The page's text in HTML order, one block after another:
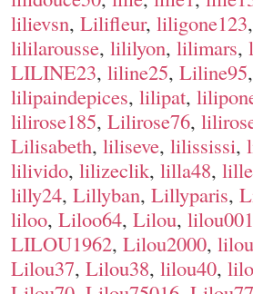
lilievsn, Lilifleur, liligone123,
lililarousse, lililyon, lilimars,
LILINE23, liline25, Liline95,
lilipaindepices, lilipat,
lilirose185, Lilirose76,
Lilisabeth, liliseve, lilississi,
lilivido, lilizeclik, lilla48, lille
lilly24, Lillyban, Lillyparis,
liloo, Liloo64, Lilou, lilou001
LILOU1962, Lilou2000,
Lilou37, Lilou38, lilou40,